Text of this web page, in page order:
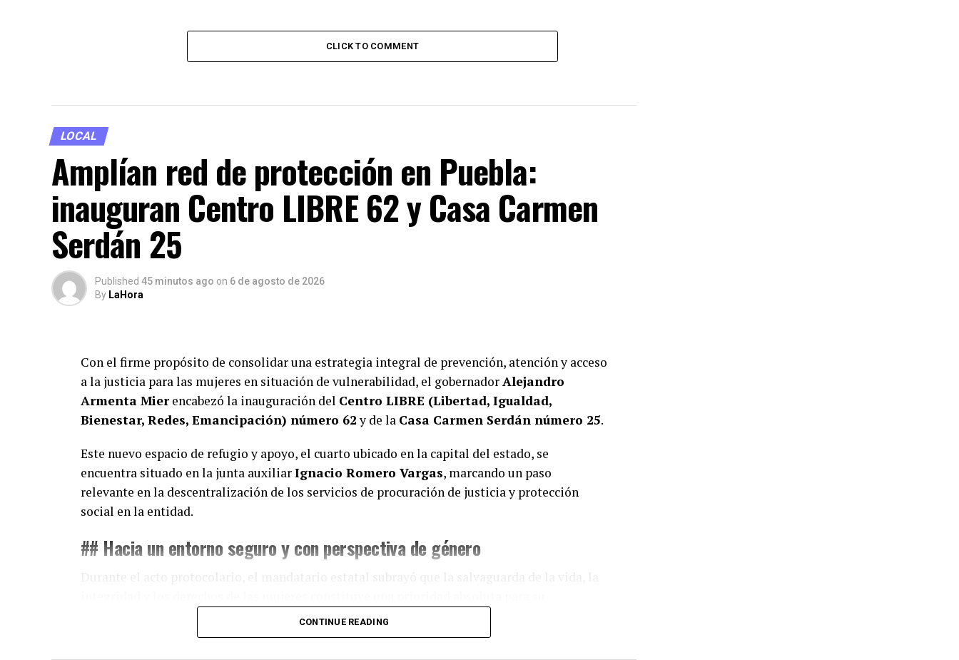
CLICK TO COMMENT
LOCAL
Amplían red de protección en Puebla:
inauguran Centro LIBRE 62 y Casa Carmen
Serdán 25
Published 45 minutos ago on 6 de agosto de 2026
By LaHora
Con el firme propósito de consolidar una estrategia integral de prevención, atención y acceso
a la justicia para las mujeres en situación de vulnerabilidad, el gobernadorAlejandro
Armenta Mierencabezó la inauguración del Centro LIBRE (Libertad, Igualdad,
Bienestar, Redes, Emancipación) número 62y de la Casa Carmen Serdán número 25.
Este nuevo espacio de refugio y apoyo, el cuarto ubicado en la capital del estado, se
encuentra situado en la junta auxiliarIgnacio Romero Vargas, marcando un paso
relevante en la descentralización de los servicios de procuración de justicia y protección
social en la entidad.
## Hacia un entorno seguro y con perspectiva de género
administración y para la construcción de una auténtica justicia social.
CONTINUE READING